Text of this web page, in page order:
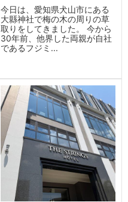
今日は、愛知県犬山市にある
大縣神社で梅の木の周りの草
取りをしてきました。 今から
30年前、他界した両親が自社
であるフジミ...